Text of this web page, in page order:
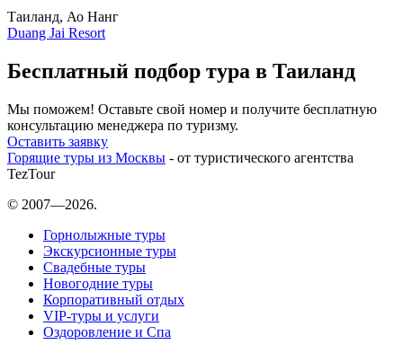
Таиланд, Ао Нанг
Duang Jai Resort
Бесплатный подбор тура в Таиланд
Мы поможем! Оставьте свой номер и получите бесплатную
консультацию менеджера по туризму.
Оставить заявку
Горящие туры из Москвы - от туристического агентства
TezTour
© 2007—2026.
Горнолыжные туры
Экскурсионные туры
Свадебные туры
Новогодние туры
Корпоративный отдых
VIP-туры и услуги
Оздоровление и Спа